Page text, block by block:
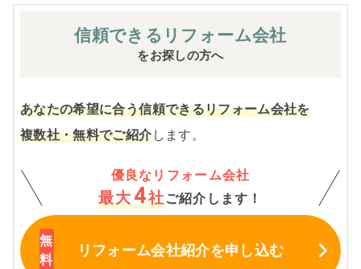
信頼できる リフォーム会社
をお探しの方へ
あなたの希望に合う信頼できるリフォーム会社を
複数社・無料でご紹介します。
優良なリフォーム会社
最大 4社 ご紹介します！
リフォーム会社紹介を申し込む